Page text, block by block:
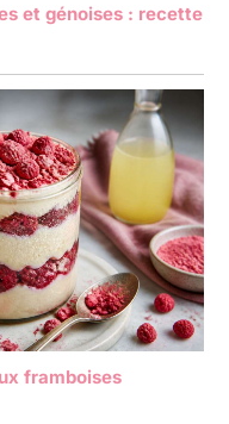
et génoises : recette
framboises